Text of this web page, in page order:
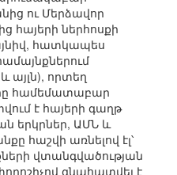
ու Մերձավոր
հայերի ներհոսքի
հատկապես
այլն), որտեղ
համեմատաբար
է հայերի գաղթ
երկրներ, ԱՄՆ և
հաշվի առնելով էլ՝
վտանգվածության
գնահատվել է